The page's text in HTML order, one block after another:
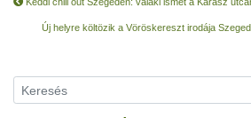
Új helyre költözik a Vöröskereszt irodája